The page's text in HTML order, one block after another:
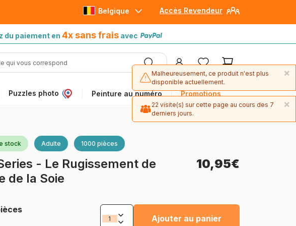
Accès Revendeur
Belgique
paiement en 4x sans frais avec
Puzzles photo Peinture au numéro Promotions
stock Adulte 1000 pièces
- Le Rugissement de
de la Soie
10,95€
Ajouter au panier
×
Malheureusement, ce produit n'est plus
disponible actuellement.
×
22 visite(s) sur cette page au cours des 7
derniers jours.